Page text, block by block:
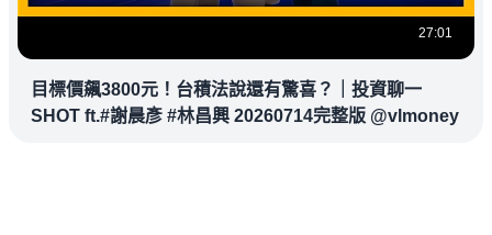
27:01
目標價飆3800元！台積法說還有驚喜？｜投資聊一
SHOT ft.#謝晨彥 #林昌興 20260714完整版 @vlmoney